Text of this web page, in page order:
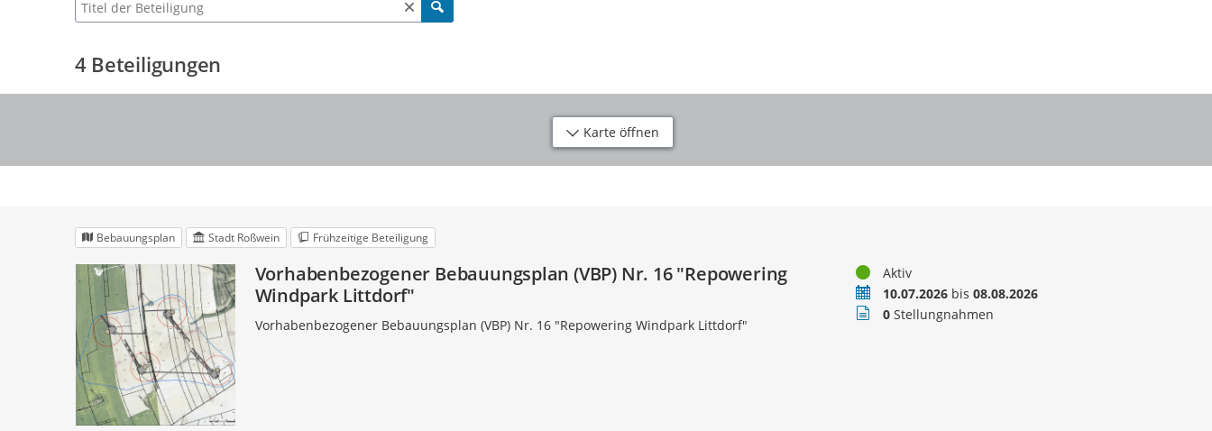
4 Beteiligungen
Karte öffnen
Bebauungsplan Stadt Roßwein Frühzeitige Beteiligung
Vorhabenbezogener Bebauungsplan (VBP) Nr. 16 "Repowering
Windpark Littdorf"
Vorhabenbezogener Bebauungsplan (VBP) Nr. 16 "Repowering Windpark Littdorf"
StatusAktiv
Zeitraum10.07.2026 bis08.08.2026
Stellungnahmen
0 Stellungnahmen